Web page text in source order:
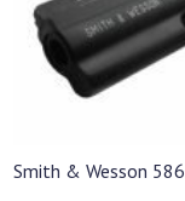
Smith & Wesson 586